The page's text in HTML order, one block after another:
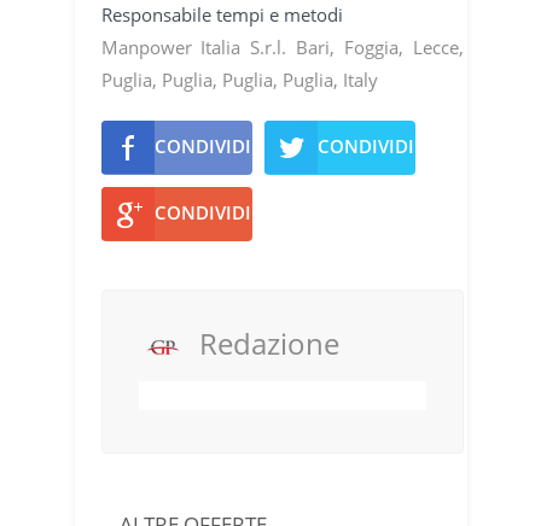
Responsabile tempi e metodi
Manpower Italia S.r.l. Bari, Foggia, Lecce,
Puglia, Puglia, Puglia, Puglia, Italy
CONDIVIDI CONDIVIDI
CONDIVIDI
Redazione